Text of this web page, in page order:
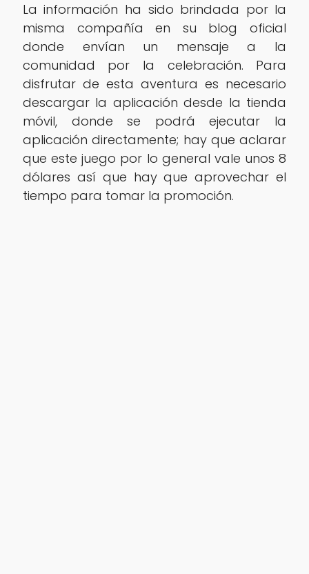
La información ha sido brindada por la
misma compañía en su blog oficial
donde envían un mensaje a la
comunidad por la celebración. Para
disfrutar de esta aventura es necesario
descargar la aplicación desde la tienda
móvil, donde se podrá ejecutar la
aplicación directamente; hay que aclarar
que este juego por lo general vale unos 8
dólares así que hay que aprovechar el
tiempo para tomar la promoción.